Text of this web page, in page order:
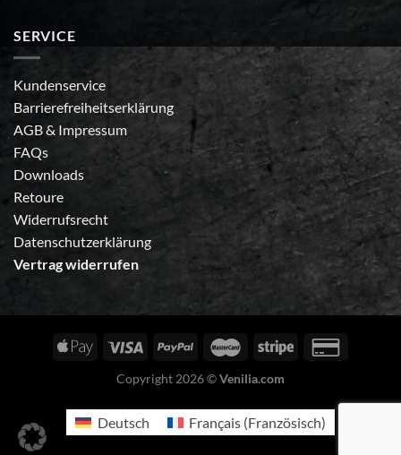
SERVICE
Kundenservice
Barrierefreiheitserklärung
AGB& Impressum
FAQs
Downloads
Retoure
Widerrufsrecht
Datenschutzerklärung
Vertrag widerrufen
Copyright 2026 ©Venilia.com
Deutsch Français(Französisch)